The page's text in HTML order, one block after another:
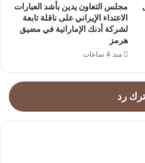
مجلس التعاون يدين بأشد العبارات
الاعتداء الإيراني على ناقلة تابعة
لشركة أدنك الإماراتية في مضيق
هرمز
منذ 4 ساعات
رد